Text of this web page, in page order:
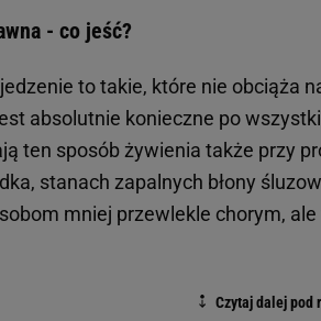
- co jeść?
to takie, które nie obciąża
absolutnie konieczne po
ten sposób żywienia także przy
stanach zapalnych błony
mniej przewlekle chorym,